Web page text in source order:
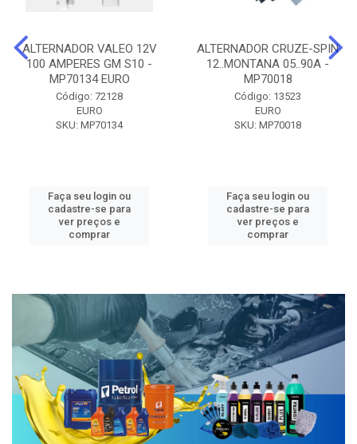
ALTERNADOR VALEO 12V
100 AMPERES GM S10 -
MP70134 EURO
Código: 72128
EURO
SKU: MP70134
Faça seu login ou
cadastre-se para
ver preços e
comprar
ALTERNADOR CRUZE-SPIN
12..MONTANA 05..90A -
MP70018
Código: 13523
EURO
SKU: MP70018
Faça seu login ou
cadastre-se para
ver preços e
comprar